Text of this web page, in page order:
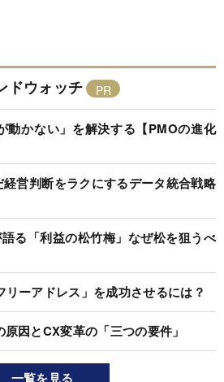
ドウォッチ
動かない」を解決する【PMOの進化
営判断をラクにするデータ統合戦略
る「利益の松竹梅」なぜ松を狙うべ
ーアドレス」を成功させるには？
因とCX変革の「三つの要件」
一覧を見る